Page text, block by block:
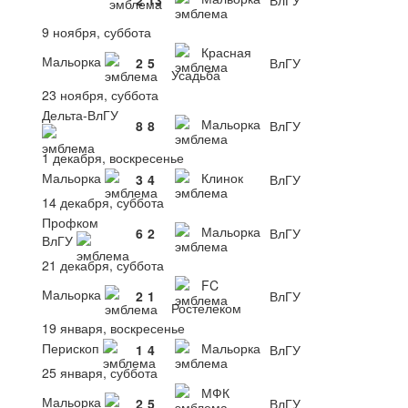
9 ноября, суббота
Мальорка
2 5
Красная
Усадьба
ВлГУ
23 ноября, суббота
Дельта-ВлГУ
8 8 Мальорка ВлГУ
1 декабря, воскресенье
Мальорка
3 4 Клинок
ВлГУ
14 декабря, суббота
Профком
ВлГУ
6 2 Мальорка ВлГУ
21 декабря, суббота
Мальорка
2 1
FC
Ростелеком
ВлГУ
19 января, воскресенье
Перископ
1 4 Мальорка ВлГУ
25 января, суббота
Мальорка
2 5
МФК
ВлГУ